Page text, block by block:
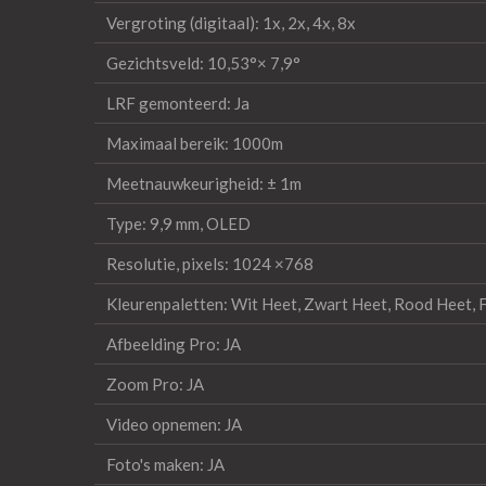
Vergroting (digitaal): 1x, 2x, 4x, 8x
Gezichtsveld: 10,53°× 7,9°
LRF gemonteerd: Ja
Maximaal bereik: 1000m
Meetnauwkeurigheid: ± 1m
Type: 9,9 mm, OLED
Resolutie, pixels: 1024 ×768
Kleurenpaletten: Wit Heet, Zwart Heet, Rood Heet,
Afbeelding Pro: JA
Zoom Pro: JA
Video opnemen: JA
Foto's maken: JA